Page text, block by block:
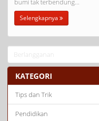
bumi tak terbendung…
Selengkapnya
KATEGORI
Tips dan Trik
Pendidikan